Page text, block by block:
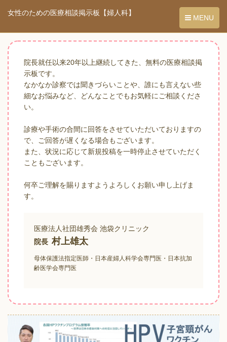
院長就任以来20年以上継続してきた、無料の医療相談掲
示板です。
なかなか診察では聞きづらいことや、誰にも言えない些
細なお悩みなど、どんなことでもお気軽にご相談くださ
い。
診療や手術の合間に回答をさせていただいておりますの
で、ご回答が遅くなる場合もございます。
また、状況に応じて新規投稿を一時停止させていただく
こともございます。
何卒ご理解を賜りますようよろしくお願い申し上げま
す。
医療法人社団雄秀会 池袋クリニック
院長 村上雄太
母体保護法指定医師・日本産婦人科学会専門医・日本抗加
齢医学会専門医
女性のための医療相談掲示板【婦人科】
MENU